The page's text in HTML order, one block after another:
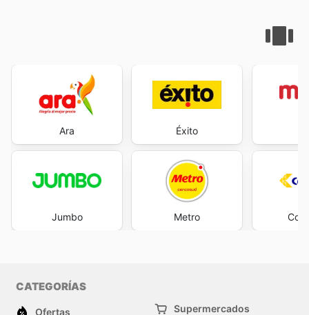
Ara
Jumbo
Éxito
Metro
CATEGORÍAS
Ofertas Supermercados